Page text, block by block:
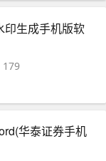
印生成手机版软
179
华泰证券手机